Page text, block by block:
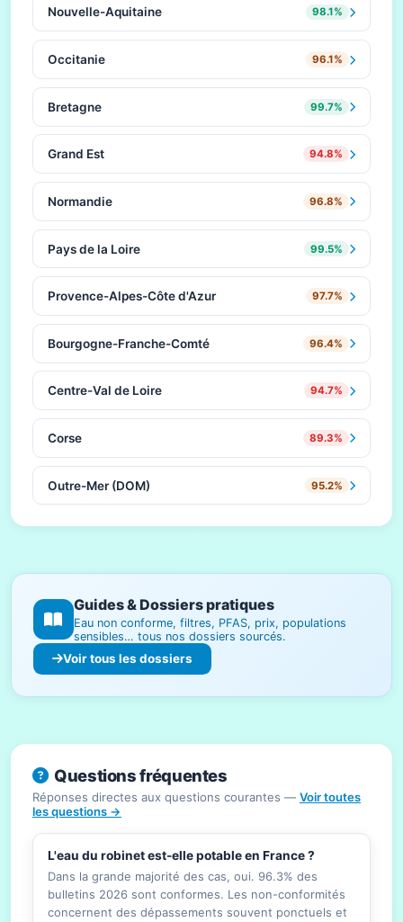
Nouvelle-Aquitaine 98.1%
Occitanie 96.1%
Bretagne 99.7%
Grand Est 94.8%
Normandie 96.8%
Pays de la Loire 99.5%
Provence-Alpes-Côte d'Azur 97.7%
Bourgogne-Franche-Comté 96.4%
Centre-Val de Loire 94.7%
Corse 89.3%
Outre-Mer (DOM) 95.2%
Guides & Dossiers pratiques
Eau non conforme, filtres, PFAS, prix, populations
sensibles… tous nos dossiers sourcés.
Voir tous les dossiers
Questions fréquentes
Réponses directes aux questions courantes — Voir toutes
les questions →
L'eau du robinet est-elle potable en France ?
Dans la grande majorité des cas, oui. 96.3% des
bulletins 2026 sont conformes. Les non-conformités
concernent des dépassements souvent ponctuels et